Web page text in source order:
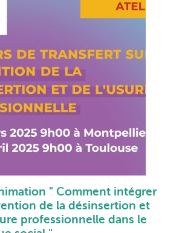
" Comment intégrer
de la désinsertion et
professionnelle dans le